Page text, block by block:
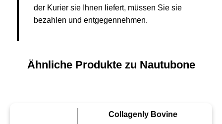
der Kurier sie Ihnen liefert, müssen Sie sie
bezahlen und entgegennehmen.
Ähnliche Produkte zu Nautubone
Collagenly Bovine